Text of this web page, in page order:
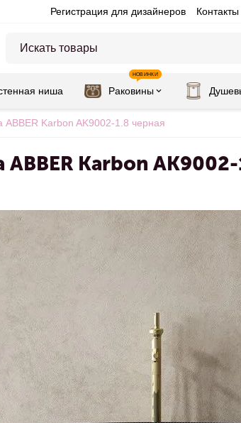
Регистрация для дизайнеров Контакты
ниша Раковины
НОВИНКИ
ABBER Karbon AK9002-1.8 черная
Karbon